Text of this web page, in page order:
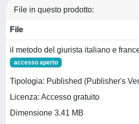
File in questo prodotto:
File
il metodo del giurista italiano e
accesso aperto
Tipologia: Published (Publisher's
Licenza: Accesso gratuito
Dimensione 3.41 MB